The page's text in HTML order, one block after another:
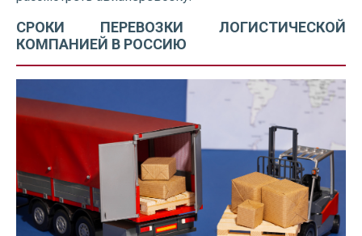
СРОКИ ПЕРЕВОЗКИ ЛОГИСТИЧЕСКОЙ
КОМПАНИЕЙ В РОССИЮ